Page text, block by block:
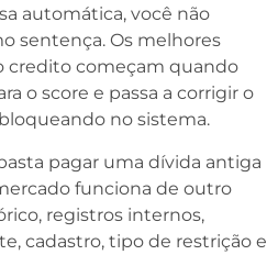
automática, você não
sentença. Os melhores
credito começam quando
o score e passa a corrigir o
no sistema.
pagar uma dívida antiga
funciona de outro
registros internos,
cadastro, tipo de restrição e